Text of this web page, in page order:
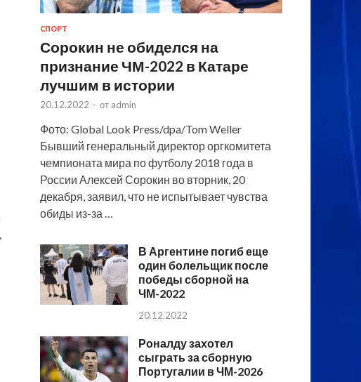
СПОРТ
Сорокин не обиделся на
признание ЧМ-2022 в Катаре
лучшим в истории
20.12.2022 - от admin
Фото: Global Look Press/dpa/Tom Weller
Бывший генеральный директор оргкомитета
чемпионата мира по футболу 2018 года в
России Алексей Сорокин во вторник, 20
декабря, заявил, что не испытывает чувства
обиды из-за …
В Аргентине погиб еще
один болельщик после
победы сборной на
ЧМ-2022
20.12.2022
Роналду захотел
сыграть за сборную
Португалии в ЧМ-2026